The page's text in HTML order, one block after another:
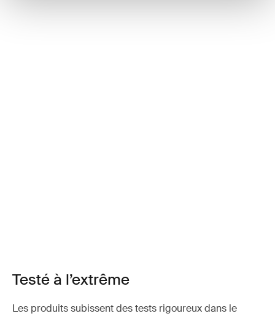
Testé à l’extrême
Les produits subissent des tests rigoureux dans le